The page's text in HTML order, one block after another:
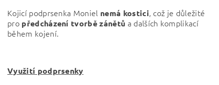
Kojicí podprsenka Moniel nemá kostici, což je důležité
pro předcházení tvorbě zánětů a dalších komplikací
během kojení.
Využití podprsenky